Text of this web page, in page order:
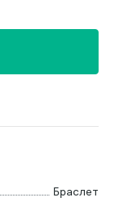
Браслет